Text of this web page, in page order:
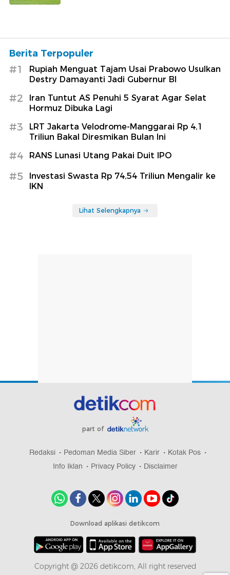
Berita Terpopuler
#1
Rupiah Menguat Tajam Usai Prabowo Usulkan
Destry Damayanti Jadi Gubernur BI
#2
Iran Tuntut AS Penuhi 5 Syarat Agar Selat
Hormuz Dibuka Lagi
#3
LRT Jakarta Velodrome-Manggarai Rp 4,1
Triliun Bakal Diresmikan Bulan Ini
#4 RANS Lunasi Utang Pakai Duit IPO
#5
Investasi Swasta Rp 74,54 Triliun Mengalir ke
IKN
Lihat Selengkapnya
part of
Redaksi Pedoman Media Siber Karir
Kotak Pos
Info Iklan
Privacy Policy Disclaimer
Download aplikasi detikcom
Copyright @ 2026 detikcom, All right reserved